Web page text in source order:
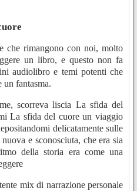
che rimangono con noi, molto
un libro, e questo non fa
audiolibro e temi potenti che
un fantasma.
scorreva liscia La sfida del
La sfida del cuore un viaggio
delicatamente sulle
e sconosciuta, che era sia
della storia era come una
mix di narrazione personale